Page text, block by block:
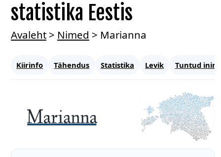
statistika Eestis
Avaleht> Nimed > Marianna
Kiirinfo Tähendus Statistika Levik Tuntud